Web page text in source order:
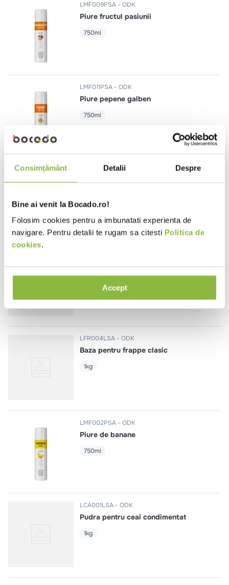
Consimțământ Detalii Despre
Bine ai venit la Bocado.ro!
Folosim cookies pentru a imbunatati experienta de
navigare. Pentru detalii te rugam sa citesti Politica de
cookies.
Accept
LMF009PSA ODK
Piure fructul pasiunii
750ml
LMF011PSA ODK
Piure pepene galben
750ml
LCH001LSA ODK
1kg
LFR004LSA ODK
Baza pentru frappe clasic
1kg
LMF002PSA ODK
Piure de banane
750ml
LCA001LSA ODK
Pudra pentru ceai condimentat
1kg